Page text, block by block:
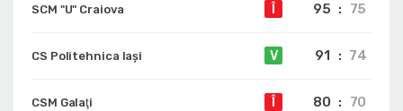
SCM "U" Craiova 95 : 75
CS Politehnica Iași V 91 : 74
CSM Galaţi 80 : 70